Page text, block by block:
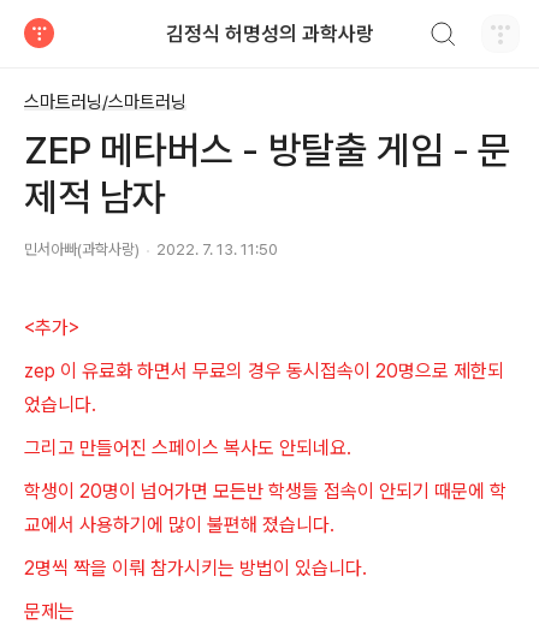
김정식 허명성의 과학사랑
스마트러닝/스마트러닝
ZEP 메타버스 - 방탈출 게임 - 문
제적 남자
민서아빠(과학사랑) 2022. 7. 13. 11:50
<추가>
zep 이 유료화 하면서 무료의 경우 동시접속이 20명으로 제한되
었습니다.
그리고 만들어진 스페이스 복사도 안되네요.
학생이 20명이 넘어가면 모든반 학생들 접속이 안되기 때문에 학
교에서 사용하기에 많이 불편해 졌습니다.
2명씩 짝을 이뤄 참가시키는 방법이 있습니다.
문제는